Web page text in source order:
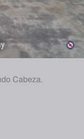
Cabeza.